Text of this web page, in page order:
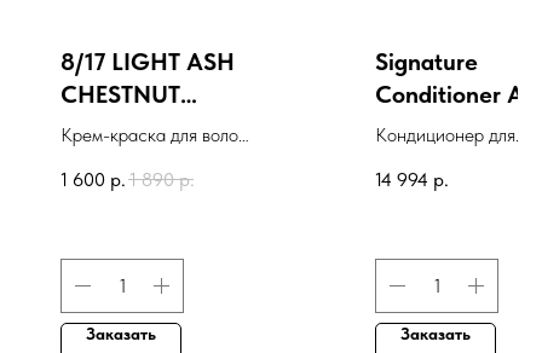
8/17 LIGHT ASH
CHESTNUT
BLONDE
hair color
Крем-краска для волос
1 600 р. 1 890 р.
Заказать
Signature
Conditioner A
Daily
Кондиционер для
"Вдохновение дня"
14 994 р.
Заказать